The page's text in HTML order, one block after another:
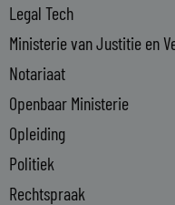
Legal Tech
Ministerie van Justitie en
Notariaat
Openbaar Ministerie
Opleiding
Politiek
Rechtspraak